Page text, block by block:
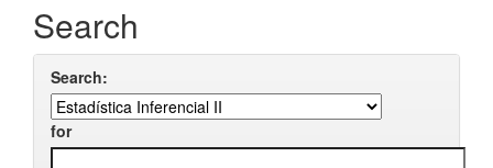
Search
Search:
for